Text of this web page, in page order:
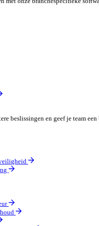
op snelheid en
met onze